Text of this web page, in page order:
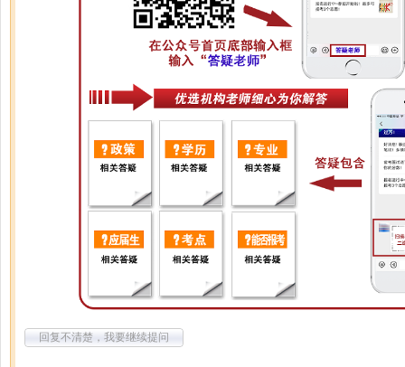
回复不清楚，我要继续提问